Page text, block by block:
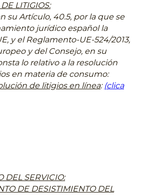
LITIGIOS:
su Artículo, 40.5, por la que se
jurídico español la
y el Reglamento-UE-524/2013,
y del Consejo, en su
lo relativo a la resolución
en materia de consumo:
de litigios en línea: (clica
DEL SERVICIO:
DE DESISTIMIENTO DEL